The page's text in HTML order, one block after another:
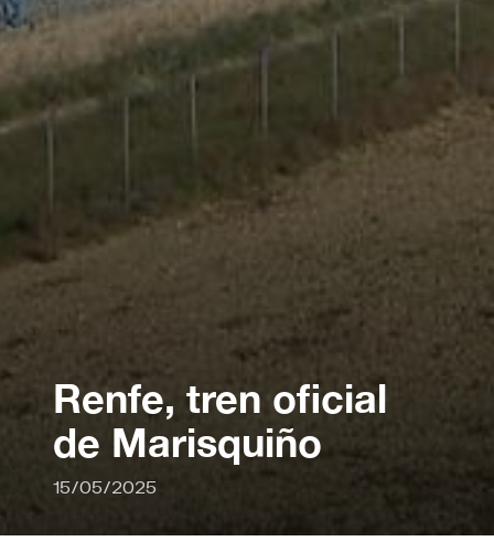
Renfe, tren oficial
de Marisquiño
15/05/2025